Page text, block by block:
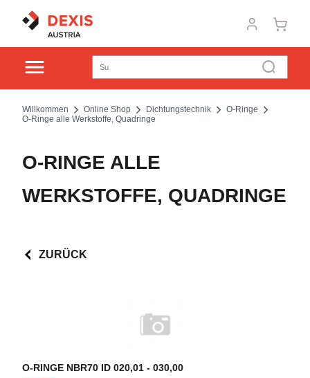
Willkommen Online Shop Dichtungstechnik
O-Ringe
O-Ringe alle Werkstoffe, Quadringe
O-RINGE ALLE
WERKSTOFFE, QUADRINGE
ZURÜCK
O-RINGE NBR70 ID 020,01 - 030,00